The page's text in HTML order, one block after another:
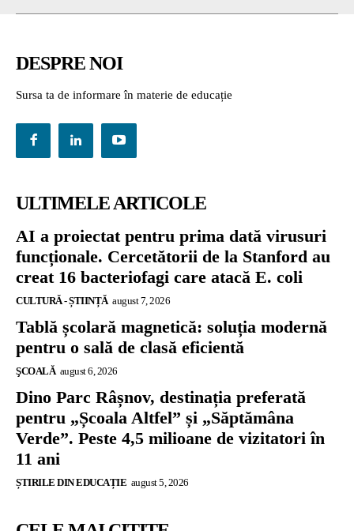
DESPRE NOI
Sursa ta de informare în materie de educație
ULTIMELE ARTICOLE
AI a proiectat pentru prima dată virusuri
funcționale. Cercetătorii de la Stanford au
creat 16 bacteriofagi care atacă E. coli
CULTURĂ - ȘTIINȚĂ august 7, 2026
Tablă școlară magnetică: soluția modernă
pentru o sală de clasă eficientă
ŞCOALĂ august 6, 2026
Dino Parc Râșnov, destinația preferată
pentru „Școala Altfel” și „Săptămâna
Verde”. Peste 4,5 milioane de vizitatori în
11 ani
ȘTIRILE DIN EDUCAȚIE august 5, 2026